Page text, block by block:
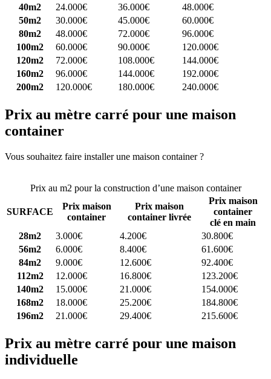
40m2
24.000€ 36.000€
48.000€
50m2
30.000€ 45.000€
60.000€
80m2
48.000€ 72.000€
96.000€
100m2
60.000€ 90.000€
120.000€
120m2
72.000€ 108.000€
144.000€
160m2
96.000€ 144.000€
192.000€
200m2
120.000€ 180.000€ 240.000€
Prix au mètre carré pour une maison
container
Vous souhaitez faire installer une maison container ?
Prix au m2 pour la construction d’une maison container
SURFACE
Prix maison
container
Prix maison
container livrée
Prix maison
container
clé en main
28m2
3.000€ 4.200€
30.800€
56m2
6.000€ 8.400€
61.600€
84m2
9.000€ 12.600€
92.400€
112m2
12.000€ 16.800€
123.200€
140m2
15.000€ 21.000€
154.000€
168m2
18.000€ 25.200€
184.800€
196m2
21.000€ 29.400€ 215.600€
Prix au mètre carré pour une maison
individuelle